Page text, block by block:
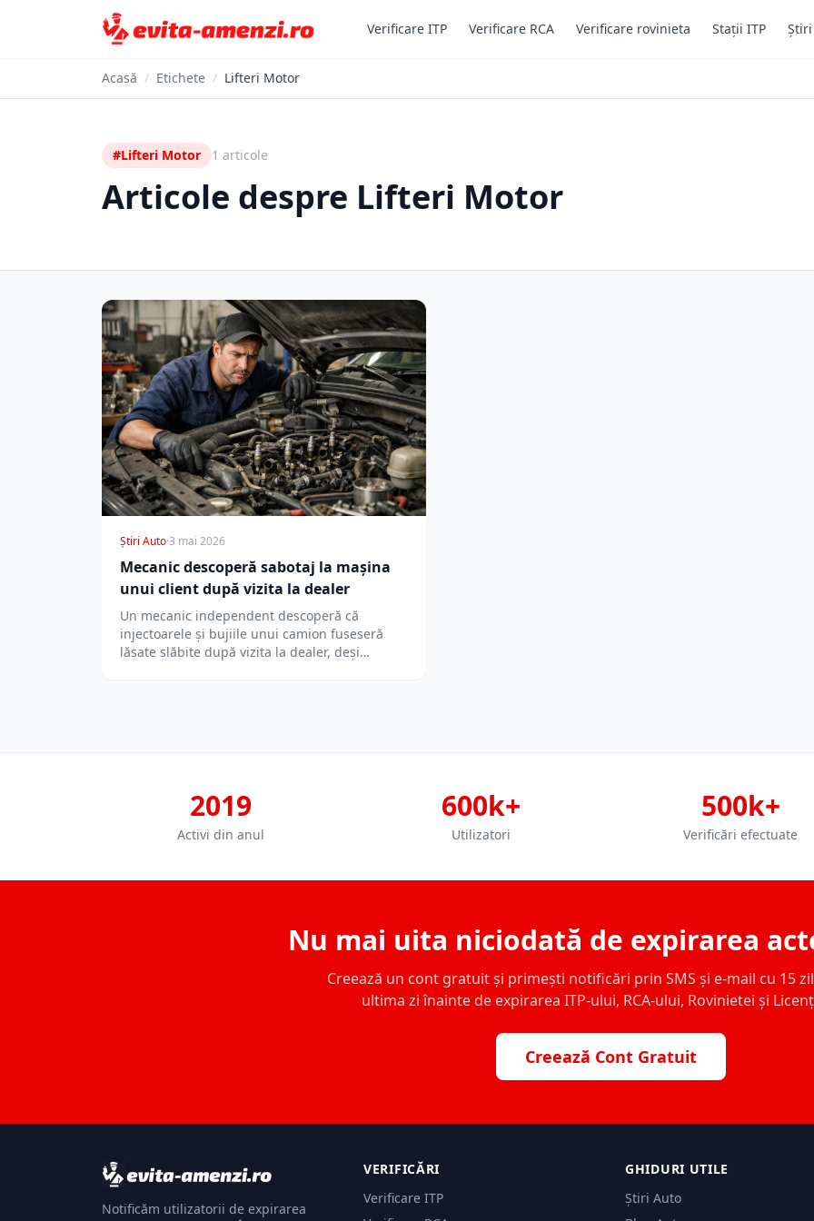
Verificare ITP Verificare RCA Verificare rovinieta Stații ITP
Acasă / Etichete / Lifteri Motor
#Lifteri Motor 1 articole
Articole despre Lifteri Motor
Știri Auto·3 mai 2026
Mecanic descoperă sabotaj la mașina
unui client după vizita la dealer
Un mecanic independent descoperă că
injectoarele și bujiile unui camion fuseseră
lăsate slăbite după vizita la dealer, deși
2019
Activi din anul
600k+
Utilizatori
500k+
Verificări efectuate
Nu mai uita niciodată de expirarea
Creează un cont gratuit și primești notificări prin SMS și e-mail cu 15
ultima zi înainte de expirarea ITP-ului, RCA-ului, Rovinietei și
Creează Cont Gratuit
Notificăm utilizatorii de expirarea
VERIFICĂRI
Verificare ITP
GHIDURI UTILE
Știri Auto